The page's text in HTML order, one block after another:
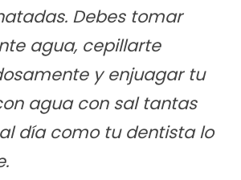
Debes tomar
agua, cepillarte
y enjuagar tu
agua con sal tantas
día como tu dentista lo